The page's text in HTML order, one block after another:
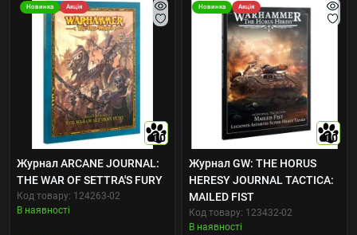
Новинка Акція
10
Журнал ARCANE JOURNAL:
THE WAR OF SETTRA'S FURY
Код товару: 124263-02
В наявності
Новинка Акція
10
Журнал GW: THE HORUS
HERESY JOURNAL TACTICA:
MAILED FIST
Код товару: 123432-02
В наявності